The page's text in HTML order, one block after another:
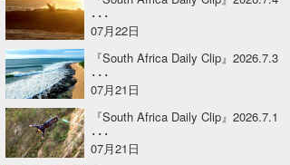
･･･
07月22日
『South Africa Daily Clip』2026.7.3
･･･
07月21日
『South Africa Daily Clip』2026.7.1
･･･
07月21日
CBA Films
熊谷素子
田原啓江
植村未来
NOBUFUKU
大野”MAR”修聖
chan-U
ECE
G◎Da
H